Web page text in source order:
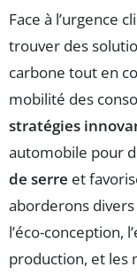
Face à l’urgence
trouver des
carbone tout en
mobilité des
stratégies
automobile pour
de serre et
aborderons
l’éco-conception,
production, et les